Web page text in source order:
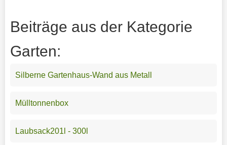
Beiträge aus der Kategorie
Garten:
Silberne Gartenhaus-Wand aus Metall
Mülltonnenbox
Laubsack201l - 300l